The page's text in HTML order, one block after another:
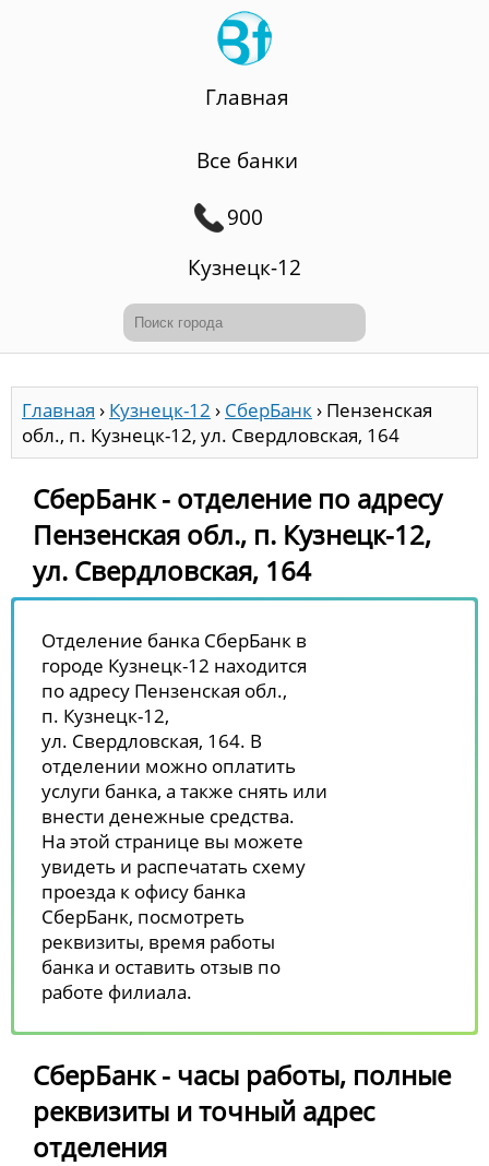
Главная
Все банки
900
Кузнецк-12
Главная › Кузнецк-12 › СберБанк› Пензенская
обл., п. Кузнецк-12, ул. Свердловская, 164
СберБанк - отделение по адресу
Пензенская обл., п. Кузнецк-12,
ул. Свердловская, 164
Отделение банка СберБанк в
городе Кузнецк-12 находится
по адресу Пензенская обл.,
п. Кузнецк-12,
ул. Свердловская, 164. В
отделении можно оплатить
услуги банка, а также снять или
внести денежные средства.
На этой странице вы можете
увидеть и распечатать схему
проезда к офису банка
СберБанк, посмотреть
реквизиты, время работы
банка и оставить отзыв по
работе филиала.
СберБанк - часы работы, полные
реквизиты и точный адрес
отделения